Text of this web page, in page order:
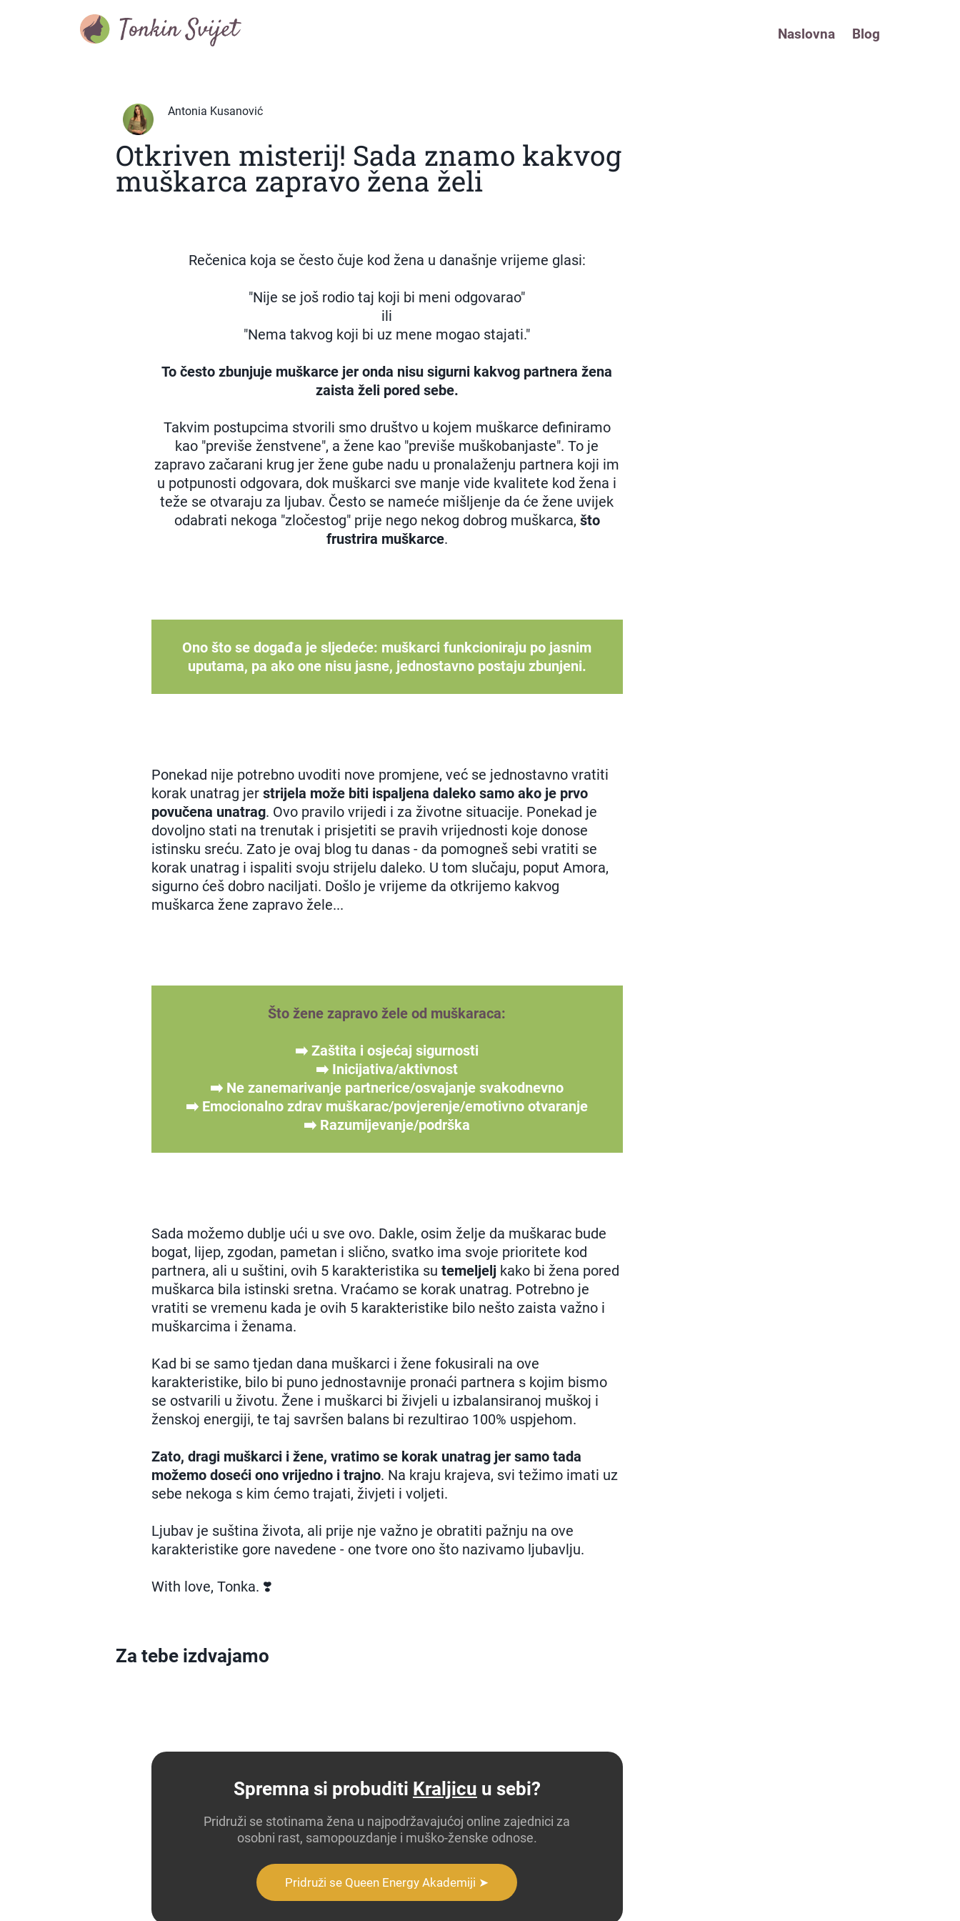
Naslovna Blog
Antonia Kusanović
Otkriven misterij! Sada znamo kakvog
muškarca zapravo žena želi
Rečenica koja se često čuje kod žena u današnje vrijeme glasi:
"Nije se još rodio taj koji bi meni odgovarao"
ili
"Nema takvog koji bi uz mene mogao stajati."
To često zbunjuje muškarce jer onda nisu sigurni kakvog partnera žena
zaista želi pored sebe.
Takvim postupcima stvorili smo društvo u kojem muškarce definiramo
kao "previše ženstvene", a žene kao "previše muškobanjaste". To je
zapravo začarani krug jer žene gube nadu u pronalaženju partnera koji im
u potpunosti odgovara, dok muškarci sve manje vide kvalitete kod žena i
teže se otvaraju za ljubav. Često se nameće mišljenje da će žene uvijek
odabrati nekoga "zločestog" prije nego nekog dobrog muškarca, što
frustrira muškarce.
Ono što se događa je sljedeće: muškarci funkcioniraju po jasnim
uputama, pa ako one nisu jasne, jednostavno postaju zbunjeni.
Ponekad nije potrebno uvoditi nove promjene, već se jednostavno vratiti
korak unatrag jer strijela može biti ispaljena daleko samo ako je prvo
povučena unatrag. Ovo pravilo vrijedi i za životne situacije. Ponekad je
dovoljno stati na trenutak i prisjetiti se pravih vrijednosti koje donose
istinsku sreću. Zato je ovaj blog tu danas - da pomogneš sebi vratiti se
korak unatrag i ispaliti svoju strijelu daleko. U tom slučaju, poput Amora,
sigurno ćeš dobro naciljati. Došlo je vrijeme da otkrijemo kakvog
muškarca žene zapravo žele...
Što žene zapravo žele od muškaraca:
➡️ Zaštita i osjećaj sigurnosti
➡️ Inicijativa/aktivnost
➡️ Ne zanemarivanje partnerice/osvajanje svakodnevno
➡️ Emocionalno zdrav muškarac/povjerenje/emotivno otvaranje
➡️ Razumijevanje/podrška
Sada možemo dublje ući u sve ovo. Dakle, osim želje da muškarac bude
bogat, lijep, zgodan, pametan i slično, svatko ima svoje prioritete kod
partnera, ali u suštini, ovih 5 karakteristika su temeljelj kako bi žena pored
muškarca bila istinski sretna. Vraćamo se korak unatrag. Potrebno je
vratiti se vremenu kada je ovih 5 karakteristike bilo nešto zaista važno i
muškarcima i ženama.
Kad bi se samo tjedan dana muškarci i žene fokusirali na ove
karakteristike, bilo bi puno jednostavnije pronaći partnera s kojim bismo
se ostvarili u životu. Žene i muškarci bi živjeli u izbalansiranoj muškoj i
ženskoj energiji, te taj savršen balans bi rezultirao 100% uspjehom.
Zato, dragi muškarci i žene, vratimo se korak unatrag jer samo tada
možemo doseći ono vrijedno i trajno. Na kraju krajeva, svi težimo imati uz
sebe nekoga s kim ćemo trajati, živjeti i voljeti.
Ljubav je suština života, ali prije nje važno je obratiti pažnju na ove
karakteristike gore navedene - one tvore ono što nazivamo ljubavlju.
With love, Tonka. ❣️
Za tebe izdvajamo
Spremna si probuditi Kraljicu u sebi?
Pridruži se stotinama žena u najpodržavajućoj online zajednici za
osobni rast, samopouzdanje i muško-ženske odnose.
Pridruži se Queen Energy Akademiji ➤